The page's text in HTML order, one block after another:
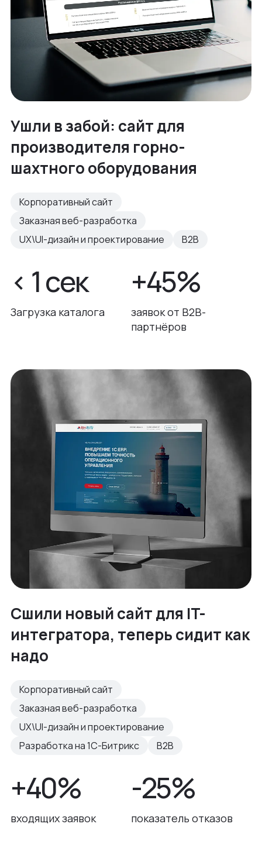
Ушли в забой: сайт для
производителя горно-
шахтного оборудования
Корпоративный сайт
Заказная веб-разработка
UX\UI-дизайн и проектирование
B2B
< 1 сек
Загрузка каталога
+45%
заявок от B2B-
партнёров
Сшили новый сайт для IT-
интегратора, теперь сидит как
надо
Корпоративный сайт
Заказная веб-разработка
UX\UI-дизайн и проектирование
Разработка на 1С-Битрикс
B2B
+40%
входящих заявок
-25%
показатель отказов